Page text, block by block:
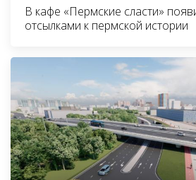
В кафе «Пермские сласти»
отсылками к пермской истории